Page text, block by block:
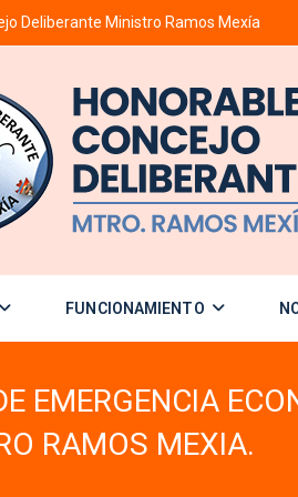
Deliberante Ministro Ramos Mexía
FUNCIONAMIENTO
EMERGENCIA
RAMOS MEXIA.